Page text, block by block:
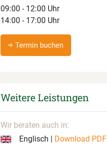
09:00 - 12:00 Uhr
14:00 - 17:00 Uhr
Termin buchen
Weitere Leistungen
Wir beraten auch in:
Englisch | Download PDF